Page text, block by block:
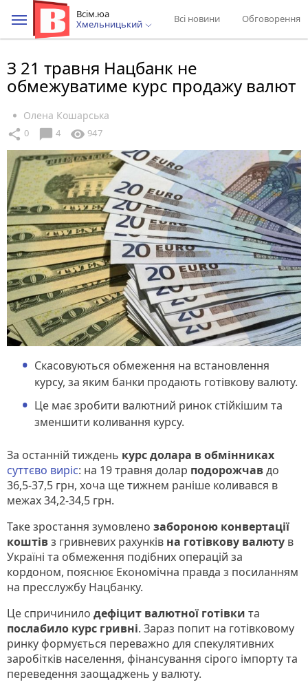
Всім.юа
Хмельницький
Всі новини Обговорення
З 21 травня Нацбанк не
обмежуватиме курс продажу валют
Олена Кошарська
share 0 chat_bubble 4 visibility 947
Скасовуються обмеження на встановлення
курсу, за яким банки продають готівкову валюту.
Це має зробити валютний ринок стійкішим та
зменшити коливання курсу.
За останній тиждень курс долара в обмінниках
суттєво виріс: на 19 травня долар подорожчавдо
36,5-37,5 грн, хоча ще тижнем раніше коливався в
межах 34,2-34,5 грн.
Таке зростання зумовлено забороною конвертації
коштівз гривневих рахунків на готівкову валюту в
Україні та обмеження подібних операцій за
кордоном, пояснює Економічна правда з посиланням
на пресслужбу Нацбанку.
Це спричинило дефіцит валютної готівки та
послабило курс гривні. Зараз попит на готівковому
ринку формується переважно для спекулятивних
заробітків населення, фінансування сірого імпорту та
переведення заощаджень у валюту.